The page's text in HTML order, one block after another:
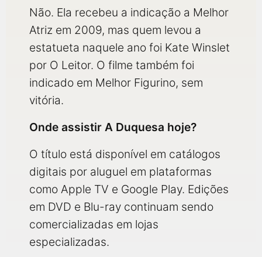
Não. Ela recebeu a indicação a Melhor
Atriz em 2009, mas quem levou a
estatueta naquele ano foi Kate Winslet
por O Leitor. O filme também foi
indicado em Melhor Figurino, sem
vitória.
Onde assistir A Duquesa hoje?
O título está disponível em catálogos
digitais por aluguel em plataformas
como Apple TV e Google Play. Edições
em DVD e Blu-ray continuam sendo
comercializadas em lojas
especializadas.